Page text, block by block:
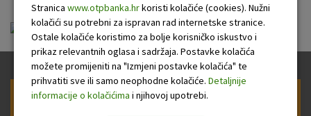
O nama Dnevno financijsko izvješće.pdf
Prijava na newsletter OTP banke
Stranica www.otpbanka.hrkoristi kolačiće (cookies). Nužni
kolačići su potrebni za ispravan rad internetske stranice.
Ostale kolačiće koristimo za bolje korisničko iskustvo i
prikaz relevantnih oglasa i sadržaja. Postavke kolačića
možete promijeniti na "Izmjeni postavke kolačića" te
prihvatiti sve ili samo neophodne kolačiće. Detaljnije
informacije o kolačićima i njihovoj upotrebi.